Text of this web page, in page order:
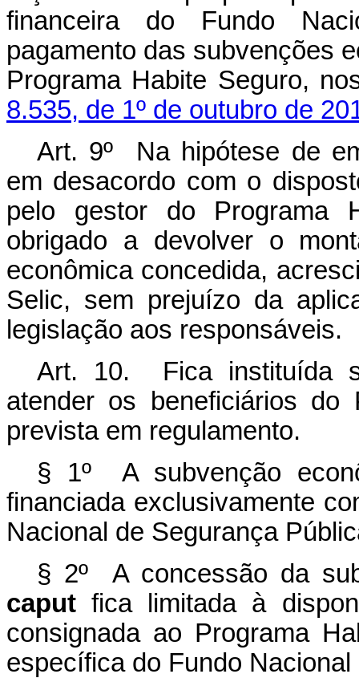
financeira do Fundo
pagamento das subvenções
Programa Habite Seguro,
8.535, de 1º de outubro de
Art. 9º Na hipótese de
em desacordo com o
pelo gestor do Programa
obrigado a devolver o
econômica concedida,
Selic, sem prejuízo da
legislação aos responsáveis.
Art. 10. Fica instituída
atender os beneficiários do
prevista em regulamento.
§ 1º A subvenção
financiada exclusivamente
Nacional de Segurança
§ 2º A concessão da
caput fica limitada à
consignada ao Programa
específica do Fundo